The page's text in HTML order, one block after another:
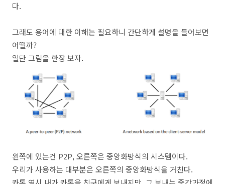
다.
그래도 용어에 대한 이해는 필요하니 간단하게 설명을 들어보면
어떨까?
일단 그림을 한장 보자.
왼쪽에 있는건 P2P, 오른쪽은 중앙화방식의 시스템이다.
우리가 사용하는 대부분은 오른쪽의 중앙화방식을 거친다.